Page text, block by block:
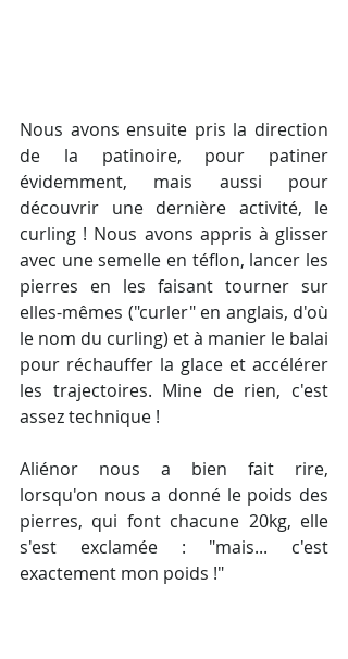
Nous avons ensuite pris la direction
de la patinoire, pour patiner
évidemment, mais aussi pour
découvrir une dernière activité, le
curling ! Nous avons appris à glisser
avec une semelle en téflon, lancer les
pierres en les faisant tourner sur
elles-mêmes ("curler" en anglais, d'où
le nom du curling) et à manier le balai
pour réchauffer la glace et accélérer
les trajectoires. Mine de rien, c'est
assez technique !
Aliénor nous a bien fait rire,
lorsqu'on nous a donné le poids des
pierres, qui font chacune 20kg, elle
s'est exclamée : "mais... c'est
exactement mon poids !"